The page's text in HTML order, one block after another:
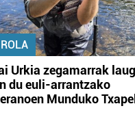
Urkia zegamarrak
du euli-arrantzako
Munduko